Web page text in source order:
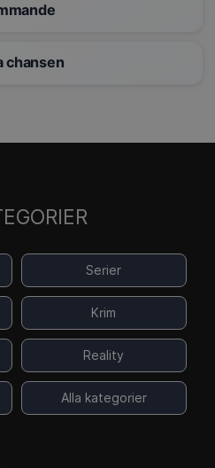
chansen
Serier
Krim
Reality
Alla kategorier